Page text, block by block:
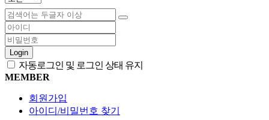
Login
자동로그인 및 로그인 상태 유지
MEMBER
회원가입
아이디/비밀번호 찾기